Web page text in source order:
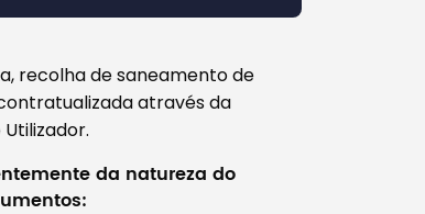
recolha de saneamento de
através da
da natureza do